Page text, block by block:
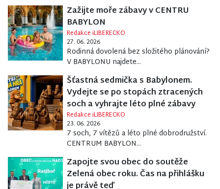
Zažijte moře zábavy v CENTRU
BABYLON
Redakce iLIBERECKO
27. 06. 2026
Rodinná dovolená bez složitého plánování?
V BABYLONU najdete...
Šťastná sedmička s Babylonem.
Vydejte se po stopách ztracených
soch a vyhrajte léto plné zábavy
Redakce iLIBERECKO
23. 06. 2026
7 soch, 7 vítězů a léto plné dobrodružství.
CENTRUM BABYLON...
Zapojte svou obec do soutěže
Zelená obec roku. Čas na přihlášku